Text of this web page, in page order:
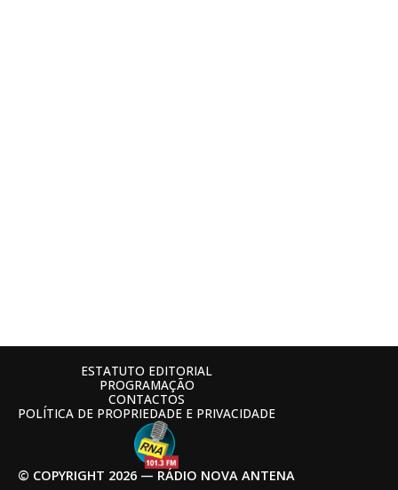
© COPYRIGHT 2026 — RÁDIO NOVA ANTENA
ESTATUTO EDITORIAL
PROGRAMAÇÃO
CONTACTOS
POLÍTICA DE PROPRIEDADE E PRIVACIDADE